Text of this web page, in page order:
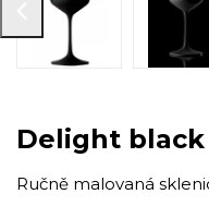
Delight black
Ručně malovaná